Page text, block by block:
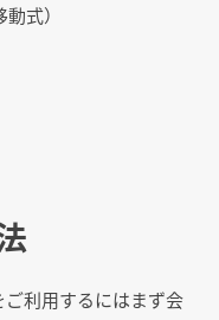
式）
利用するにはまず会